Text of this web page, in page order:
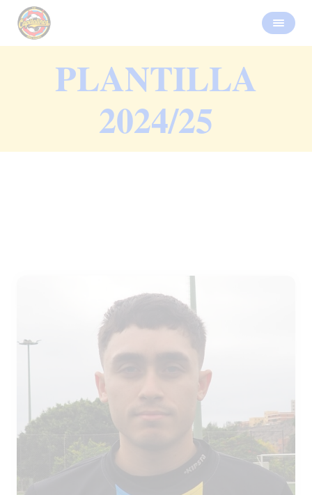
PLANTILLA
2024/25